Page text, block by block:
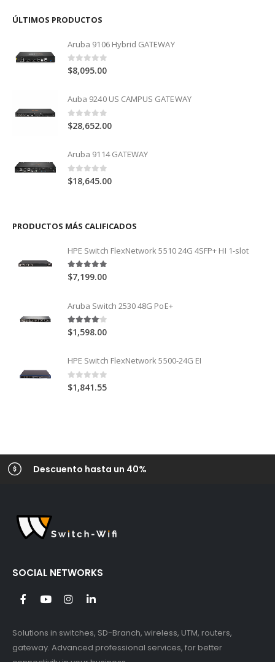
ÚLTIMOS PRODUCTOS
Aruba 9106 Hybrid GATEWAY
0out of 5
$8,095.00
Auba 9240 US CAMPUS GATEWAY
0out of 5
$28,652.00
Aruba 9114 GATEWAY
0 out of 5
$18,645.00
PRODUCTOS MÁS CALIFICADOS
HPE Switch FlexNetwork 5510 24G 4SFP+ HI 1-slot
5.00out of 5
$7,199.00
Aruba Switch 2530 48G PoE+
4.00out of 5
$1,598.00
HPE Switch FlexNetwork 5500-24G EI
0out of 5
$1,841.55
Descuento hasta un 40%
SOCIAL NETWORKS
Solutions in switches, SD-Branch, wireless, UTM, routers,
gateway. Advanced professional services, for better